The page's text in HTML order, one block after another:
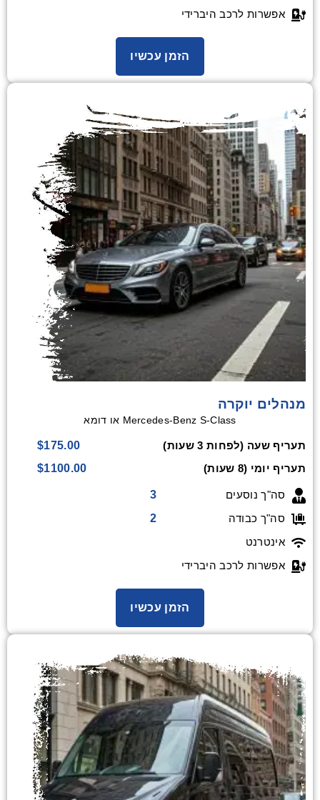
אפשרות לרכב היברידי
הזמן עכשיו
מנהלים יוקרה
Mercedes-Benz S-Class או דומא
תעריף שעה (לפחות 3 שעות)
$175.00
תעריף יומי (8 שעות)
$1100.00
סה"ך נוסעים
3
סה"ך כבודה
2
אינטרנט
אפשרות לרכב היברידי
הזמן עכשיו